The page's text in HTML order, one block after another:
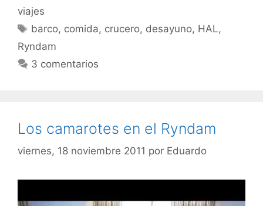
viajes
Etiquetas
barco, comida, crucero, desayuno, HAL,
Ryndam
3 comentarios
Los camarotes en el Ryndam
viernes, 18 noviembre 2011 por Eduardo